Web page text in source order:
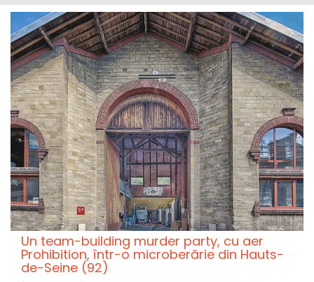
Un team-building murder party, cu aer
Prohibition, într-o microberărie din Hauts-
de-Seine (92)